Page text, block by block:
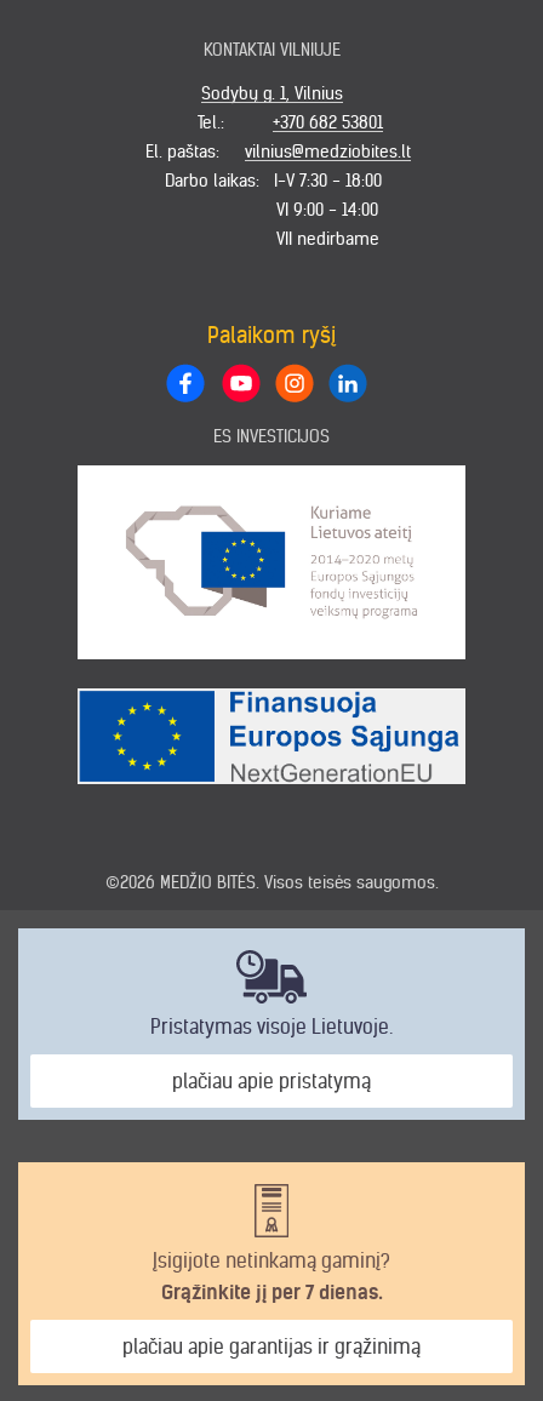
KONTAKTAI VILNIUJE
Sodybų g. 1, Vilnius
Tel.:
+370 682 53801
El. paštas:
vilnius@medziobites.lt
Darbo laikas:
I-V 7:30 - 18:00
VI 9:00 - 14:00
VII nedirbame
Palaikom ryšį
ES INVESTICIJOS
©2026 MEDŽIO BITĖS. Visos teisės saugomos.
Pristatymas visoje Lietuvoje.
plačiau apie pristatymą
Įsigijote netinkamą gaminį?
Grąžinkite jį per 7 dienas.
plačiau apie garantijas ir grąžinimą